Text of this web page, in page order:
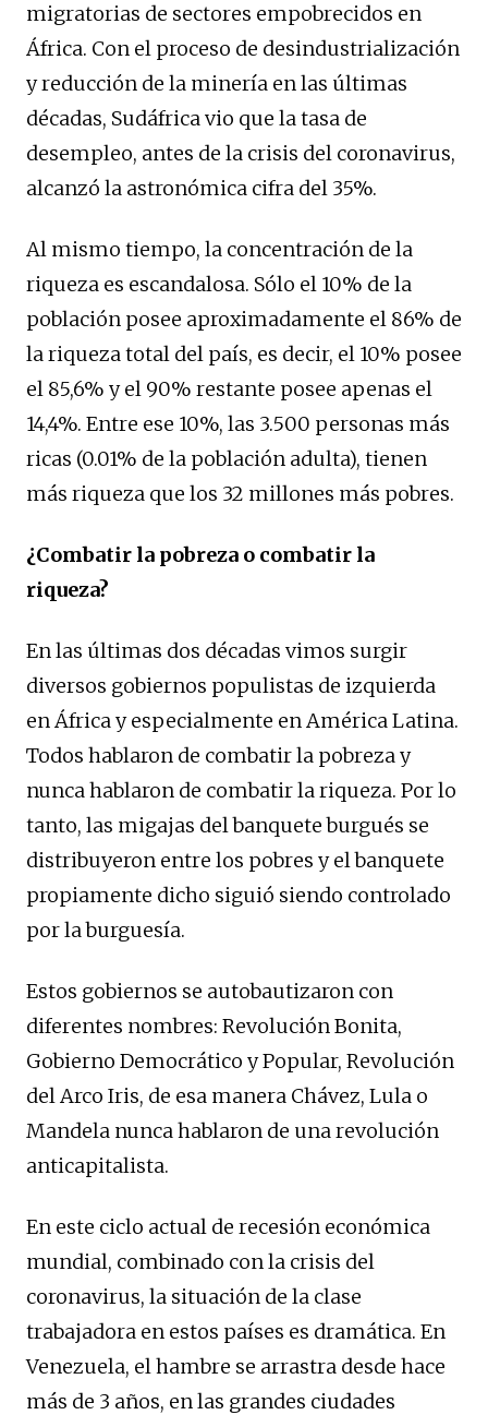
migratorias de sectores empobrecidos en
África. Con el proceso de desindustrialización
y reducción de la minería en las últimas
décadas, Sudáfrica vio que la tasa de
desempleo, antes de la crisis del coronavirus,
alcanzó la astronómica cifra del 35%.
Al mismo tiempo, la concentración de la
riqueza es escandalosa. Sólo el 10% de la
población posee aproximadamente el 86% de
la riqueza total del país, es decir, el 10% posee
el 85,6% y el 90% restante posee apenas el
14,4%. Entre ese 10%, las 3.500 personas más
ricas (0.01% de la población adulta), tienen
más riqueza que los 32 millones más pobres.
¿Combatir la pobreza o combatir la
riqueza?
En las últimas dos décadas vimos surgir
diversos gobiernos populistas de izquierda
en África y especialmente en América Latina.
Todos hablaron de combatir la pobreza y
nunca hablaron de combatir la riqueza. Por lo
tanto, las migajas del banquete burgués se
distribuyeron entre los pobres y el banquete
propiamente dicho siguió siendo controlado
por la burguesía.
Estos gobiernos se autobautizaron con
diferentes nombres: Revolución Bonita,
Gobierno Democrático y Popular, Revolución
del Arco Iris, de esa manera Chávez, Lula o
Mandela nunca hablaron de una revolución
anticapitalista.
En este ciclo actual de recesión económica
mundial, combinado con la crisis del
coronavirus, la situación de la clase
trabajadora en estos países es dramática. En
Venezuela, el hambre se arrastra desde hace
más de 3 años, en las grandes ciudades